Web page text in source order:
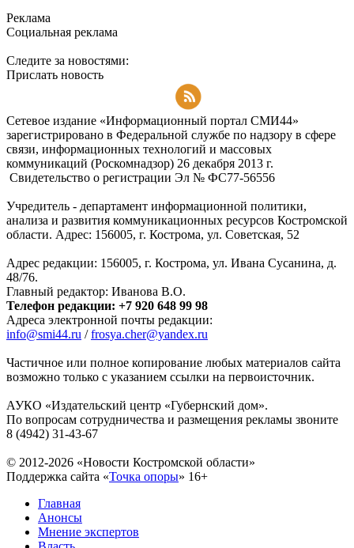
Реклама
Социальная реклама
Следите за новостями:
Прислать новость
Сетевое издание «Информационный портал СМИ44»
зарегистрировано в Федеральной службе по надзору в сфере
связи, информационных технологий и массовых
коммуникаций (Роскомнадзор) 26 декабря 2013 г.
Свидетельство о регистрации Эл № ФC77-56556
Учредитель - департамент информационной политики,
анализа и развития коммуникационных ресурсов Костромской
области. Адрес: 156005, г. Кострома, ул. Советская, 52
Адрес редакции: 156005, г. Кострома, ул. Ивана Сусанина, д.
48/76.
Главный редактор: Иванова В.О.
Телефон редакции: +7 920 648 99 98
Адреса электронной почты редакции:
info@smi44.ru /frosya.cher@yandex.ru
Частичное или полное копирование любых материалов сайта
возможно только с указанием ссылки на первоисточник.
АУКО «Издательский центр «Губернский дом».
По вопросам сотрудничества и размещения рекламы звоните
8 (4942) 31-43-67
© 2012-2026 «Новости Костромской области»
Поддержка сайта «Точка опоры» 16+
Главная
Анонсы
Мнение экспертов